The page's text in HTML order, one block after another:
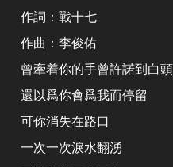
作詞：戰十七
作曲：李俊佑
曾牽着你的手曾許諾到白頭
還以爲你會爲我而停留
可你消失在路口
一次一次淚水翻湧